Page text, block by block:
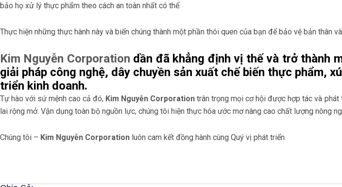
bảo họ xử lý thực phẩm theo cách an toàn nhất có thể.
Thực hiện những thực hành này và biến chúng thành một phần thói quen của bạn để bảo vệ bản thân
Kim Nguyễn Corporation dần đã khẳng định vị thế và trở thành
giải pháp công nghệ, dây chuyền sản xuất chế biến thực phẩm,
triển kinh doanh.
Tự hào với sứ mệnh cao cả đó, Kim Nguyễn Corporation trân trọng mọi cơ hội được hợp tác và
lai rộng mở. Vận dụng toàn bộ nguồn lực, chúng tôi hiện thực hóa ước mơ nâng cao chất lượng nông
Chúng tôi – Kim Nguyễn Corporation luôn cam kết đồng hành cùng Quý vị phát triển.